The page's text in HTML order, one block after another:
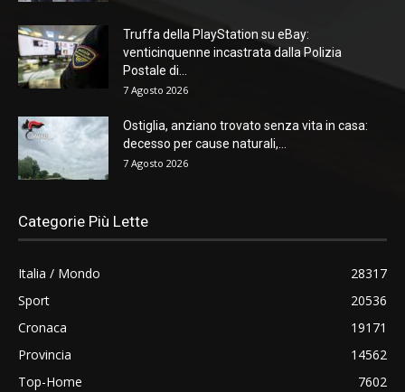
Truffa della PlayStation su eBay:
venticinquenne incastrata dalla Polizia
Postale di...
7 Agosto 2026
Ostiglia, anziano trovato senza vita in casa:
decesso per cause naturali,...
7 Agosto 2026
Categorie Più Lette
Italia / Mondo
28317
Sport
20536
Cronaca
19171
Provincia
14562
Top-Home
7602